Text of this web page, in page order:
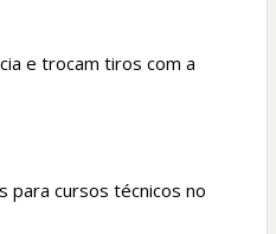
p
e trocam tiros com a
para cursos técnicos no